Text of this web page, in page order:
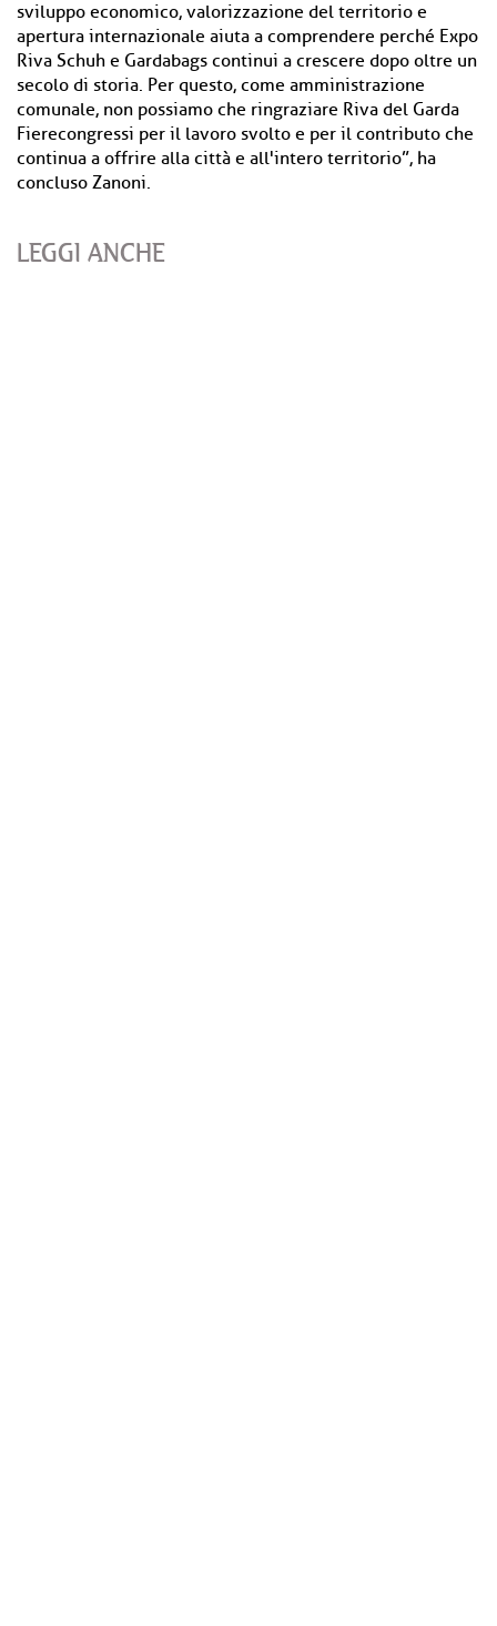
sviluppo economico, valorizzazione del territorio e
apertura internazionale aiuta a comprendere perché Expo
Riva Schuh e Gardabags continui a crescere dopo oltre un
secolo di storia. Per questo, come amministrazione
comunale, non possiamo che ringraziare Riva del Garda
Fierecongressi per il lavoro svolto e per il contributo che
continua a offrire alla città e all'intero territorio”, ha
concluso Zanoni.
LEGGI ANCHE